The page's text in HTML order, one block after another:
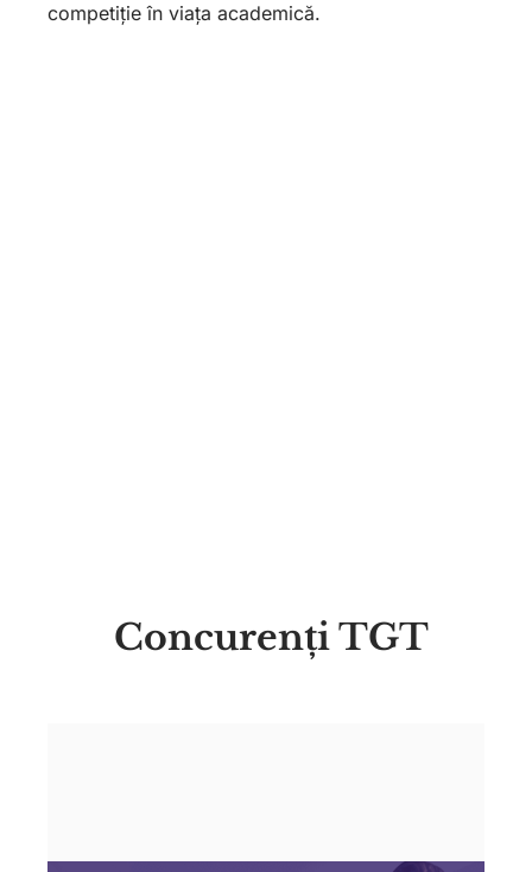
competiție în viața academică.
Concurenți TGT